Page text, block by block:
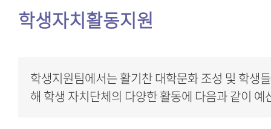
학생자치활동지원
학생지원팀에서는 활기찬 대학문화 조성 및 학생
해 학생 자치단체의 다양한 활동에 다음과 같이 예